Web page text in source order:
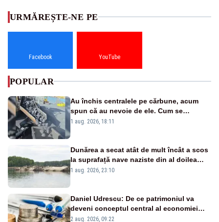
URMĂREȘTE-NE PE
Facebook YouTube
POPULAR
Au închis centralele pe cărbune, acum
spun că au nevoie de ele. Cum se
pasează vina în plină criză energetică
1 aug. 2026, 18:11
Dunărea a secat atât de mult încât a scos
la suprafață nave naziste din al doilea
război mondial
1 aug. 2026, 23:10
Daniel Udrescu: De ce patrimoniul va
deveni conceptul central al economiei
viitoare?
2 aug. 2026, 09:22